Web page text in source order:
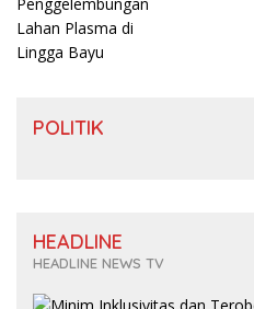
POLITIK
HEADLINE
HEADLINE NEWS TV